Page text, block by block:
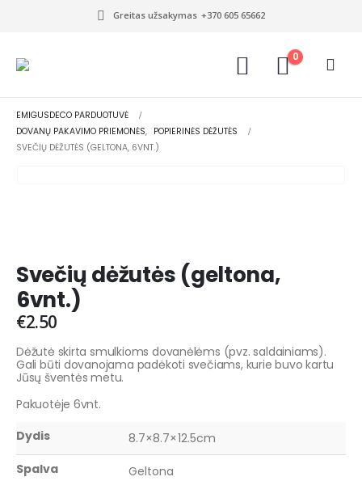
Greitas užsakymas +370 605 65662
0
EMIGUSDECO PARDUOTUVĖ
DOVANŲ PAKAVIMO PRIEMONĖS, POPIERINĖS DĖŽUTĖS
SVEČIŲ DĖŽUTĖS (GELTONA, 6VNT.)
Svečių dėžutės (geltona,
6vnt.)
€2.50
Dėžutė skirta smulkioms dovanėlėms (pvz. saldainiams).
Gali būti dovanojama padėkoti svečiams, kurie buvo kartu
Jūsų šventės metu.
Pakuotėje 6vnt.
Dydis
8.7×8.7×12.5cm
Spalva
Geltona